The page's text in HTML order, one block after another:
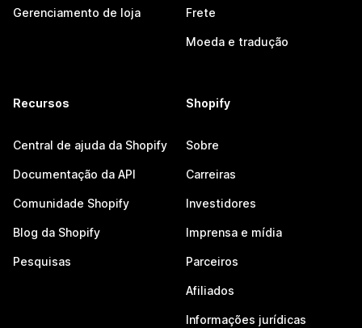
Gerenciamento de loja Frete
Moeda e tradução
Recursos
Central de ajuda da Shopify
Documentação da API
Comunidade Shopify
Blog da Shopify
Pesquisas
Shopify
Sobre
Carreiras
Investidores
Imprensa e mídia
Parceiros
Afiliados
Informações jurídicas